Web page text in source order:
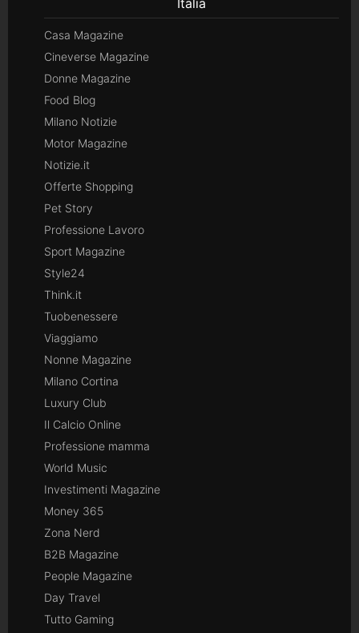
Italia
Casa Magazine
Cineverse Magazine
Donne Magazine
Food Blog
Milano Notizie
Motor Magazine
Notizie.it
Offerte Shopping
Pet Story
Professione Lavoro
Sport Magazine
Style24
Think.it
Tuobenessere
Viaggiamo
Nonne Magazine
Milano Cortina
Luxury Club
Il Calcio Online
Professione mamma
World Music
Investimenti Magazine
Money 365
Zona Nerd
B2B Magazine
People Magazine
Day Travel
Tutto Gaming